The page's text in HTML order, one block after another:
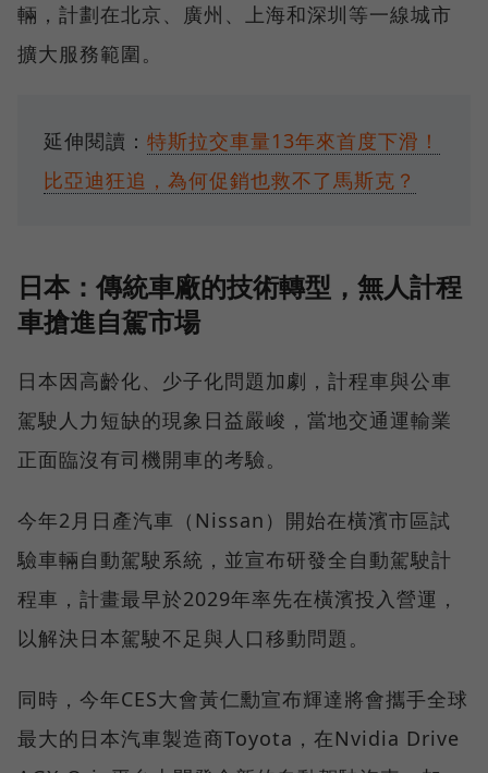
輛，計劃在北京、廣州、上海和深圳等一線城市
擴大服務範圍。
延伸閱讀： 特斯拉交車量13年來首度下滑！
比亞迪狂追，為何促銷也救不了馬斯克？
日本：傳統車廠的技術轉型，無人計程
車搶進自駕市場
日本因高齡化、少子化問題加劇，計程車與公車
駕駛人力短缺的現象日益嚴峻，當地交通運輸業
正面臨沒有司機開車的考驗。
今年2月日產汽車（Nissan）開始在橫濱市區試
驗車輛自動駕駛系統，並宣布研發全自動駕駛計
程車，計畫最早於2029年率先在橫濱投入營運，
以解決日本駕駛不足與人口移動問題。
同時，今年CES大會黃仁勳宣布輝達將會攜手全球
最大的日本汽車製造商Toyota，在Nvidia Drive